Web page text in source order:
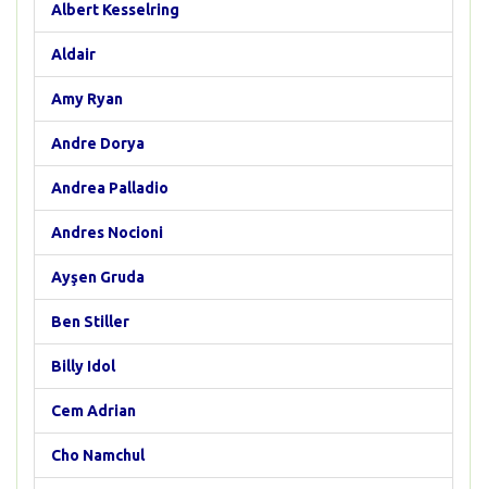
Albert Kesselring
Aldair
Amy Ryan
Andre Dorya
Andrea Palladio
Andres Nocioni
Ayşen Gruda
Ben Stiller
Billy Idol
Cem Adrian
Cho Namchul